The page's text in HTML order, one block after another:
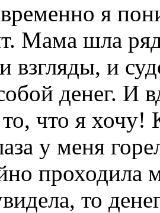
я
Мама шла
взгляды, и
денег. И
что я хочу!
у меня
проходила
то